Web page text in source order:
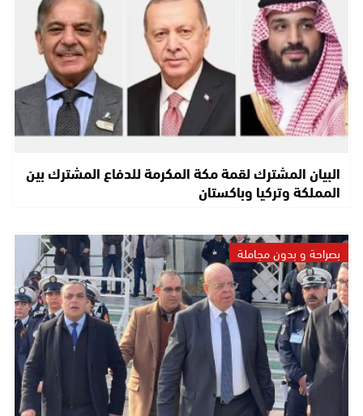
البيان المشترك لقمة مكة المكرمة للدفاع المشترك بين
المملكة وتركيا وباكستان
بصراحة و بدون مجاملة